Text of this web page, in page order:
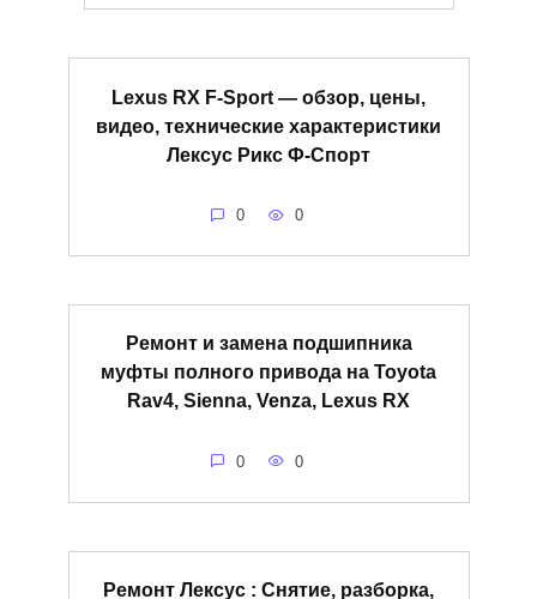
Lexus RX F-Sport — обзор, цены,
видео, технические характеристики
Лексус Рикс Ф-Спорт
0 0
Ремонт и замена подшипника
муфты полного привода на Toyota
Rav4, Sienna, Venza, Lexus RX
0 0
Ремонт Лексус : Снятие, разборка,